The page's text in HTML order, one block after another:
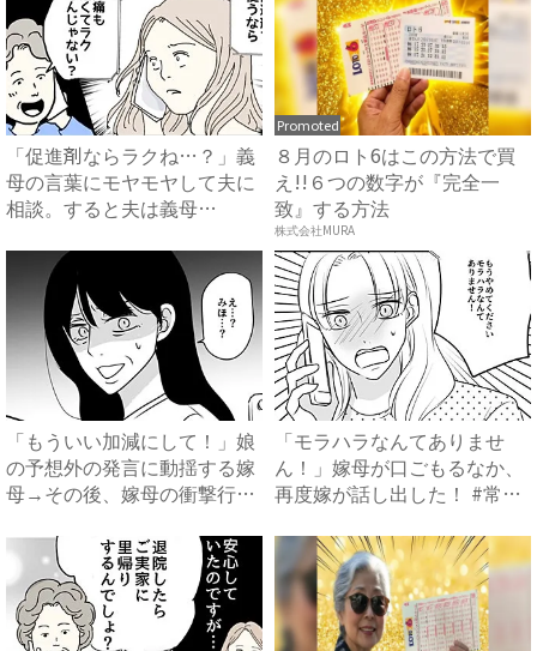
「促進剤ならラクね…？」義
母の言葉にモヤモヤして夫に
相談。すると夫は義母
Promoted
８月のロト6はこの方法で買
え!!６つの数字が『完全一
致』する方法
株式会社MURA
「もういい加減にして！」娘
の予想外の発言に動揺する嫁
母→その後、嫁母の衝撃行動
「モラハラなんてありませ
ん！」嫁母が口ごもるなか、
再度嫁が話し出した！ #常識